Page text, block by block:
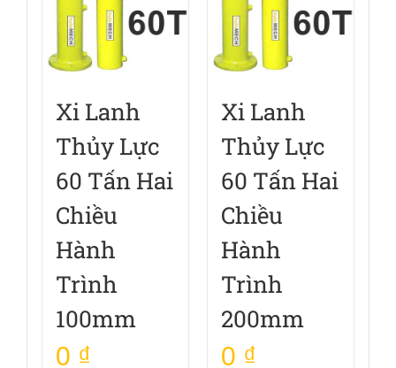
Xi Lanh
Thủy Lực
60 Tấn Hai
Chiều
Hành
Trình
100mm
0 ₫
Xi Lanh
Thủy Lực
60 Tấn Hai
Chiều
Hành
Trình
200mm
0 ₫